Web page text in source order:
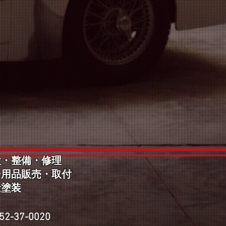
整備・修理
品販売・取付
装
37-0020